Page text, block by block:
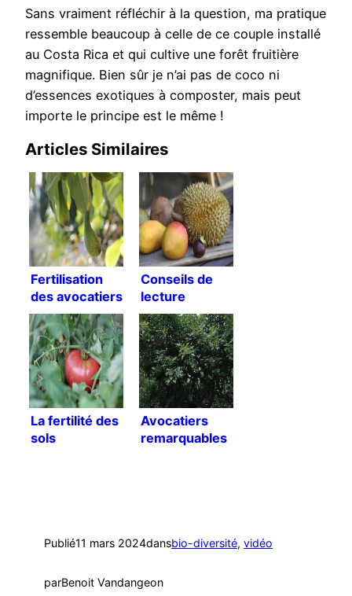
Sans vraiment réfléchir à la question, ma pratique
ressemble beaucoup à celle de ce couple installé
au Costa Rica et qui cultive une forêt fruitière
magnifique. Bien sûr je n’ai pas de coco ni
d’essences exotiques à composter, mais peut
importe le principe est le même !
Articles Similaires
Fertilisation
des avocatiers
[Traduction]
Conseils de
lecture
La fertilité des
sols
Avocatiers
remarquables
Publié11 mars 2024dansbio-diversité, vidéo
parBenoit Vandangeon